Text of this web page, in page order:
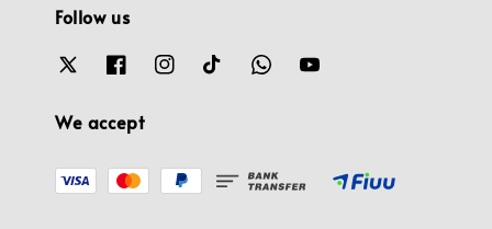
Follow us
We accept